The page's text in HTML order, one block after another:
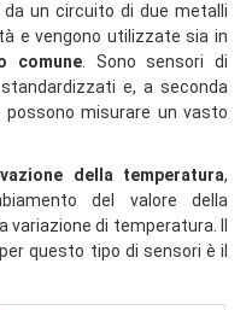
un circuito di due metalli
e vengono utilizzate sia in
comune. Sono sensori di
e, a seconda
misurare un vasto
della temperatura,
del valore della
di temperatura. Il
questo tipo di sensori è il